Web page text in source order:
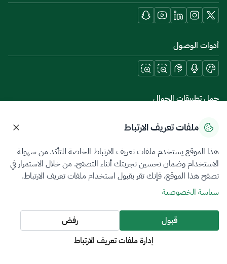
أدوات الوصول
حمل تطبيقات الجوال
سياسة الخصوصيةشروط الاستخدامخريطة الموقع
جميع الحقوق محفوظة 2026 © ZATCA.GOV.SA
تم تطويره وصيانته بواسطة هيئة الزكاة والضريبة والجمارك
آخر تحديث للموقع في
ملفات تعريف الارتباط
هذا الموقع يستخدم ملفات تعريف الارتباط الخاصة للتأكد من سهولة
الاستخدام وضمان تحسين تجربتك أثناء التصفح. من خلال الاستمرار في
تصفح هذا الموقع، فإنك تقر بقبول استخدام ملفات تعريف الارتباط.
سياسة الخصوصية
قبول
رفض
إدارة ملفات تعريف الارتباط